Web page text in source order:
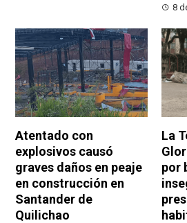
8
Atentado con
explosivos causó
graves daños en peaje
en construcción en
Santander de
Quilichao
La
por